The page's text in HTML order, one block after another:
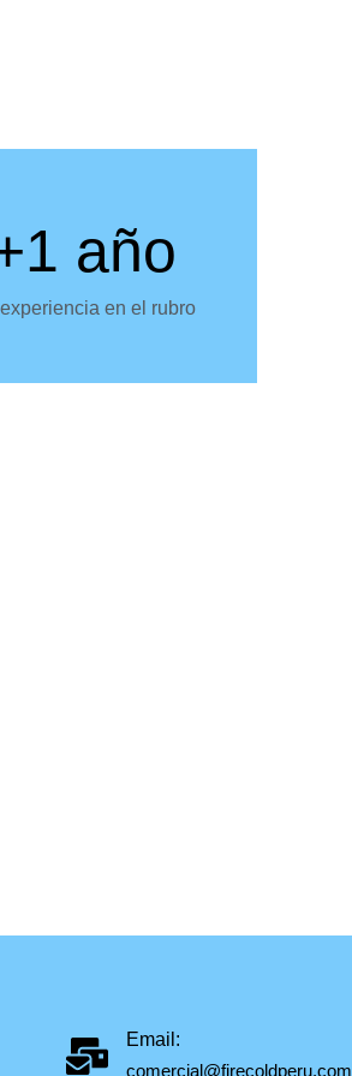
año
en el rubro
Email:
comercial@firecoldperu.com